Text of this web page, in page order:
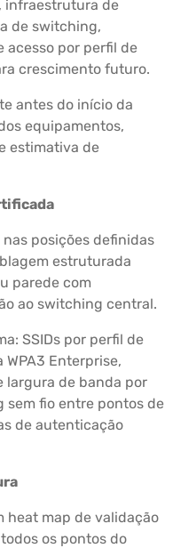
infraestrutura de
de switching,
acesso por perfil de
crescimento futuro.
antes do início da
equipamentos,
estimativa de
posições definidas
estruturada
parede com
ao switching central.
SSIDs por perfil de
Enterprise,
largura de banda por
sem fio entre pontos de
de autenticação
heat map de validação
os pontos do